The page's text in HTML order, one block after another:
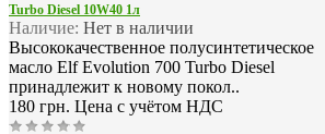
Turbo Diesel 10W40 1л
Наличие: Нет в наличии
Высококачественное полусинтетическое
масло Elf Evolution 700 Turbo Diesel
принадлежит к новому покол..
180 грн. Цена с учётом НДС